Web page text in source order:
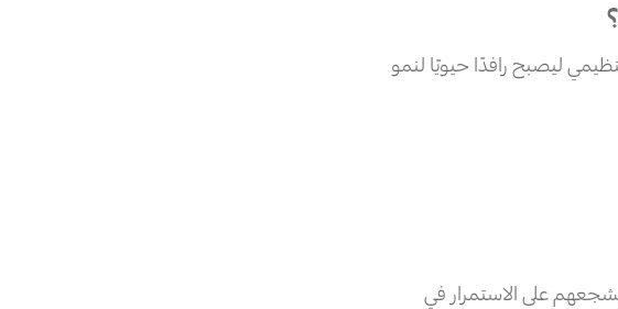
ليصبح رافدًا حيويًا لنمو
على الاستمرار في